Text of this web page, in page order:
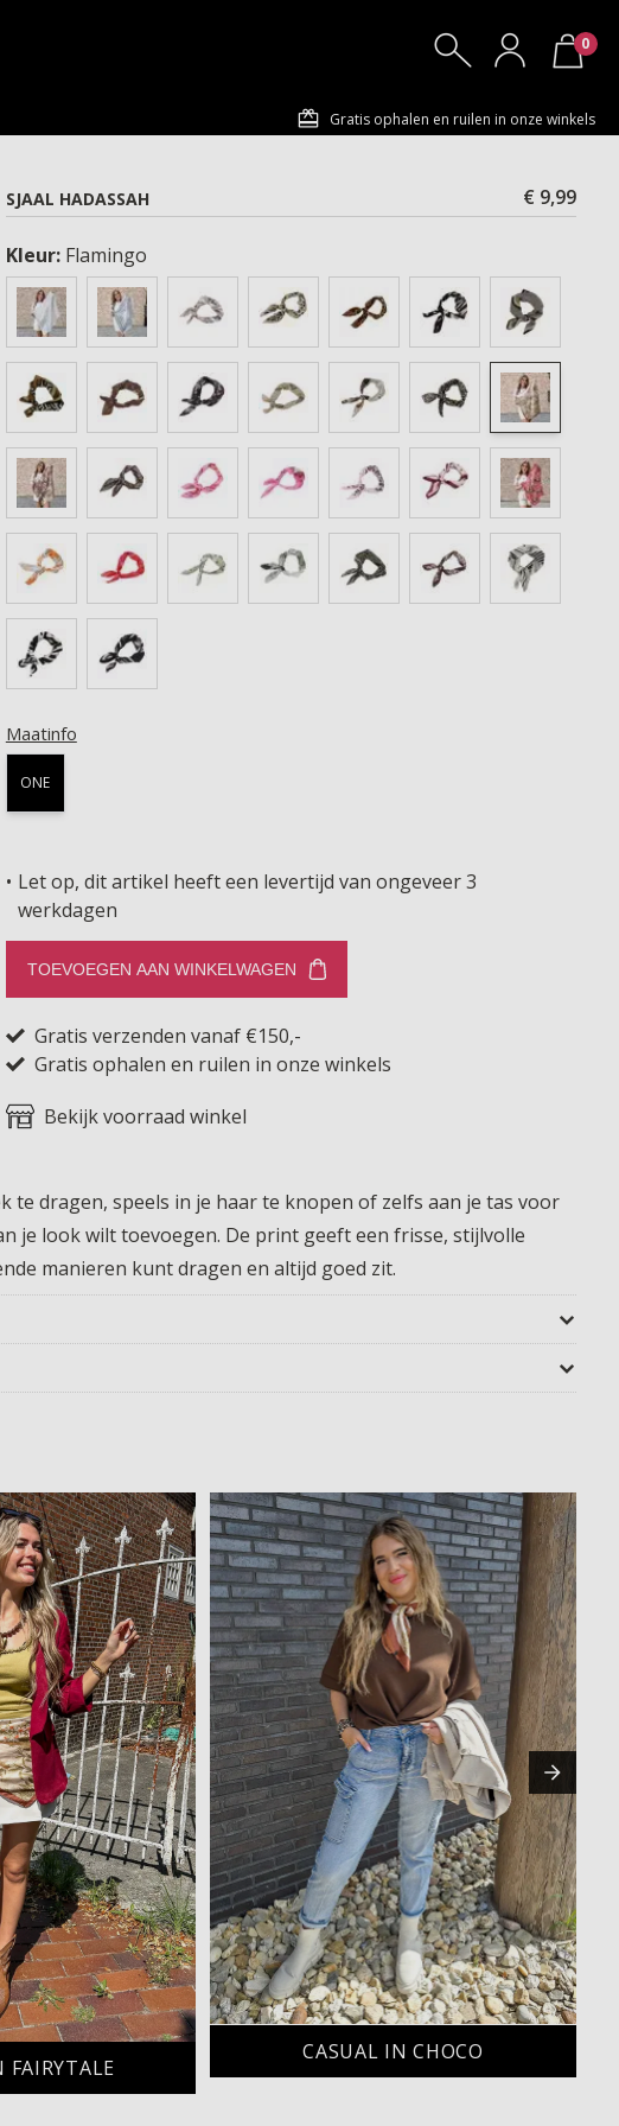
0
Gratis ophalen en ruilen in onze winkels
SJAAL HADASSAH
€ 9,99
Kleur: Flamingo
Maatinfo
ONE
Let op, dit artikel heeft een levertijd van ongeveer 3
werkdagen
TOEVOEGEN AAN WINKELWAGEN
Gratis verzenden vanaf €150,-
Gratis ophalen en ruilen in onze winkels
Bekijk voorraad winkel
te dragen, speels in je haar te knopen of zelfs aan je tas voor
je look wilt toevoegen. De print geeft een frisse, stijlvolle
manieren kunt dragen en altijd goed zit.
FAIRYTALE
CASUAL IN CHOCO